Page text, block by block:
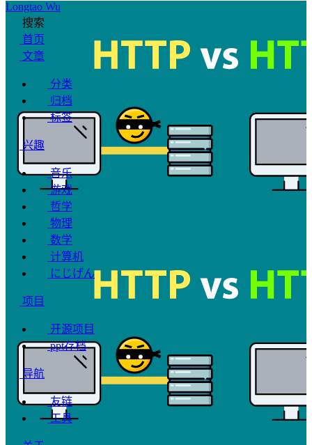
Longtao Wu
搜索
首页
文章
分类
归档
标签
兴趣
音乐
游戏
哲学
物理
数学
计算机
にじげん
项目
开源项目
ppt存档
导航
友链
工具